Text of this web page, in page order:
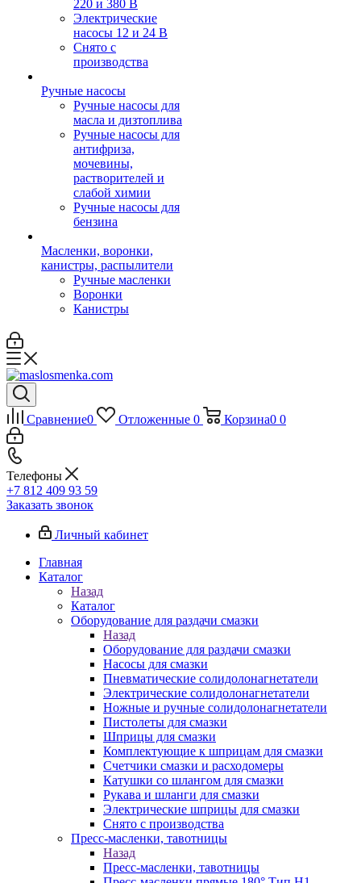
220 и 380 В
Электрические
насосы 12 и 24 В
Снято с
производства
Ручные насосы
Ручные насосы для
масла и дизтоплива
Ручные насосы для
антифриза,
мочевины,
растворителей и
слабой химии
Ручные насосы для
бензина
Масленки, воронки,
канистры, распылители
Ручные масленки
Воронки
Канистры
Сравнение0 Отложенные 0 Корзина0 0
Телефоны
+7 812 409 93 59
Заказать звонок
Личный кабинет
Главная
Каталог
Назад
Каталог
Оборудование для раздачи смазки
Назад
Оборудование для раздачи смазки
Насосы для смазки
Пневматические солидолонагнетатели
Электрические солидолонагнетатели
Ножные и ручные солидолонагнетатели
Пистолеты для смазки
Шприцы для смазки
Комплектующие к шприцам для смазки
Счетчики смазки и расходомеры
Катушки со шлангом для смазки
Рукава и шланги для смазки
Электрические шприцы для смазки
Снято с производства
Пресс-масленки, тавотницы
Назад
Пресс-масленки, тавотницы